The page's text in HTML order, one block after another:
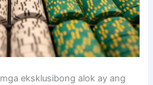
eksklusibong alok ay ang